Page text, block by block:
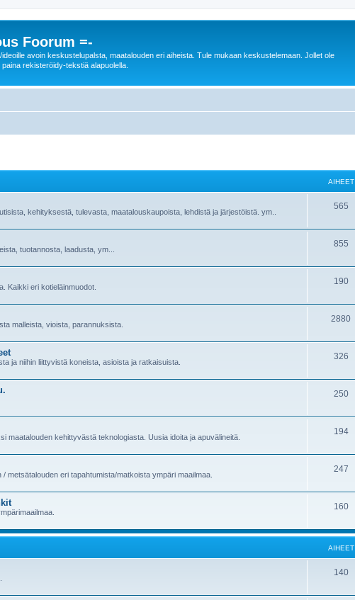
Foorum =-
ideoille avoin keskustelupalsta, maatalouden eri aiheista. Tule mukaan keskustelemaan. Jollet ole
rekisteröidy-tekstiä alapuolella.
AIHEET
kehityksestä, tulevasta, maatalouskaupoista, lehdistä ja järjestöistä. ym..
565
tuotannosta, laadusta, ym...
855
Kaikki eri kotieläinmuodot.
190
malleista, vioista, parannuksista.
2880
ja niihin liittyvistä koneista, asioista ja ratkaisuista.
326
250
maatalouden kehittyvästä teknologiasta. Uusia idoita ja apuvälineitä.
194
metsätalouden eri tapahtumista/matkoista ympäri maailmaa.
247
160
AIHEET
140